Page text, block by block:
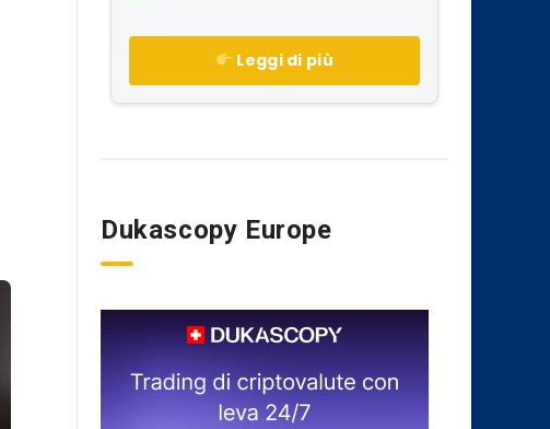
Leggi di più
Dukascopy Europe